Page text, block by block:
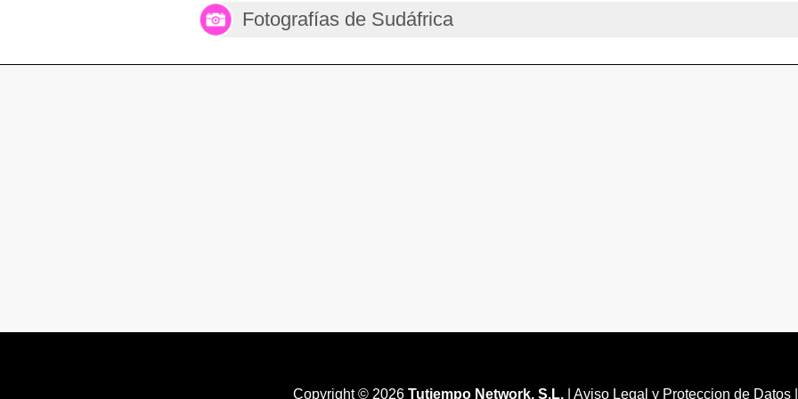
Fotografías de Sudáfrica
Copyright © 2026 Tutiempo Network, S.L.| Aviso Legal y Proteccion de Datos|